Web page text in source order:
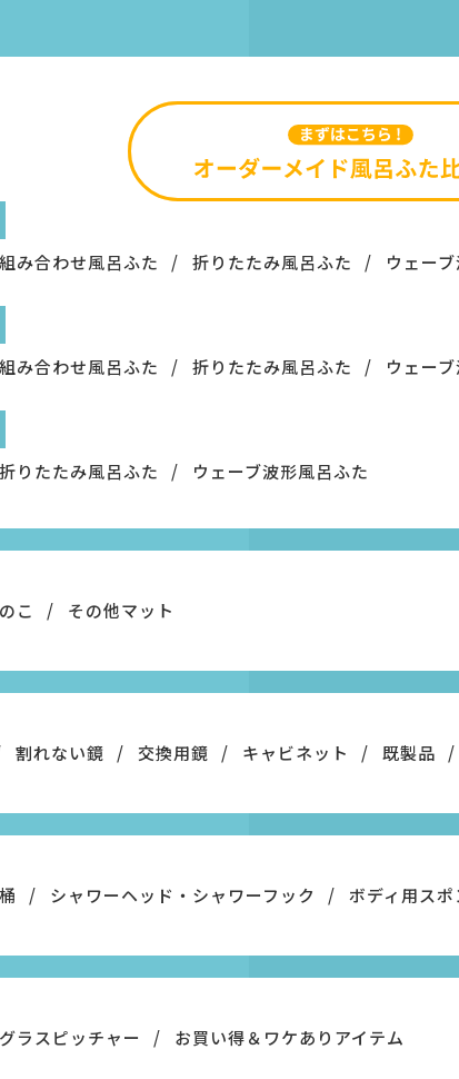
組み合わせ風呂ふた 折りたたみ風呂ふた ウェー
組み合わせ風呂ふた 折りたたみ風呂ふた ウェー
折りたたみ風呂ふた ウェーブ波形風呂ふた
こ その他マット
割れない鏡 交換用鏡 キャビネット 既製品
シャワーヘッド・シャワーフック ボディ用ス
グラスピッチャー お買い得＆ワケありアイテム